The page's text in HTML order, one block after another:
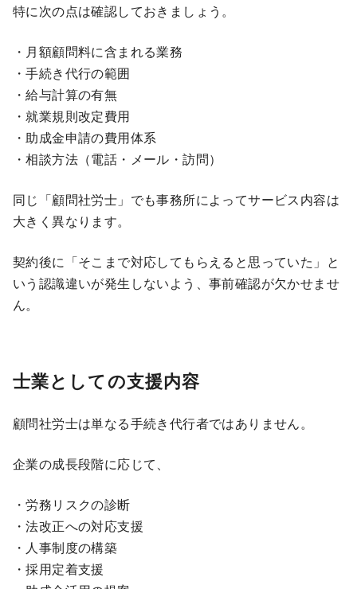
特に次の点は確認しておきましょう。
・月額顧問料に含まれる業務
・手続き代行の範囲
・給与計算の有無
・就業規則改定費用
・助成金申請の費用体系
・相談方法（電話・メール・訪問）
同じ「顧問社労士」でも事務所によってサービス内容は
大きく異なります。
契約後に「そこまで対応してもらえると思っていた」と
いう認識違いが発生しないよう、事前確認が欠かせませ
ん。
士業としての支援内容
顧問社労士は単なる手続き代行者ではありません。
企業の成長段階に応じて、
・労務リスクの診断
・法改正への対応支援
・人事制度の構築
・採用定着支援